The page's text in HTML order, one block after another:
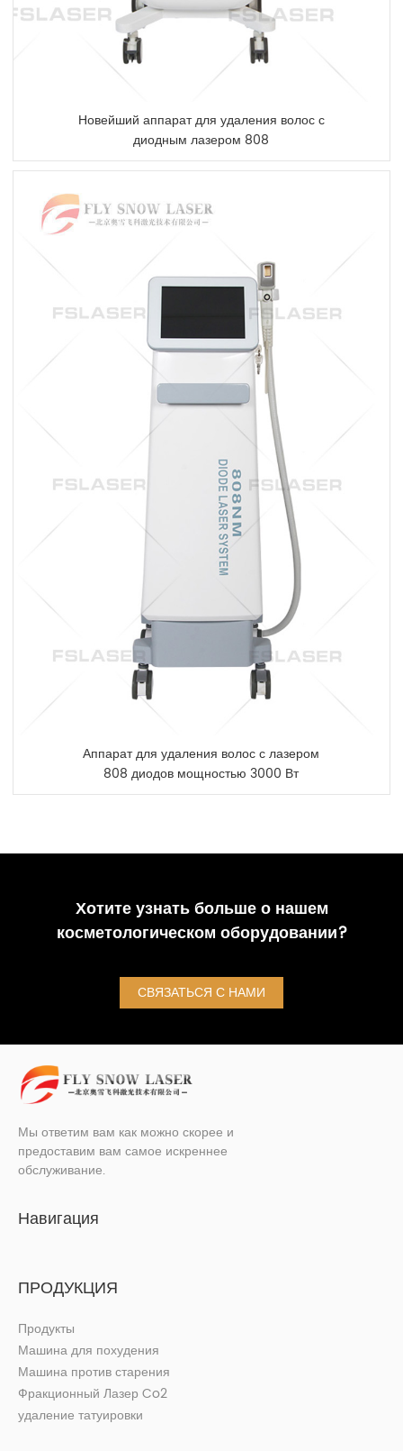
Новейший аппарат для удаления волос с
диодным лазером 808
Аппарат для удаления волос с лазером
808 диодов мощностью 3000 Вт
Хотите узнать больше о нашем
косметологическом оборудовании?
СВЯЗАТЬСЯ С НАМИ
Мы ответим вам как можно скорее и
предоставим вам самое искреннее
обслуживание.
Навигация
ПРОДУКЦИЯ
Продукты
Машина для похудения
Машина против старения
Фракционный Лазер Co2
удаление татуировки